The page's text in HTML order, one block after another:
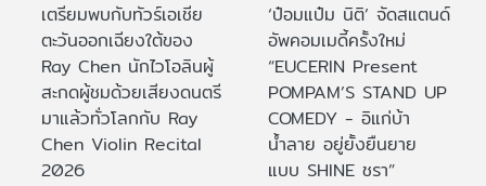
เตรียมพบกับทัวร์เอเชีย
ตะวันออกเฉียงใต้ของ
Ray Chen นักไวโอลินผู้
สะกดผู้ชมด้วยเสียงดนตรี
มาแล้วทั่วโลกกับ Ray
Chen Violin Recital
2026
‘ป๋อมแป๋ม นิติ’ จัดสแตนด์
อัพคอมเมดี้ครั้งใหม่
“EUCERIN Present
POMPAM’S STAND UP
COMEDY - อิแก่บ้า
น้ำลาย อยู่ยั้งยืนยาย
แบบ SHINE ชรา”